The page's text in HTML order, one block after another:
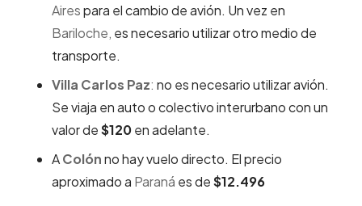
Airespara el cambio de avión. Un vez en
Bariloche, es necesario utilizar otro medio de
transporte.
Villa Carlos Paz: no es necesario utilizar avión.
Se viaja en auto o colectivo interurbano con un
valor de$120en adelante.
AColónno hay vuelo directo. El precio
aproximado a Paraná es de$12.496